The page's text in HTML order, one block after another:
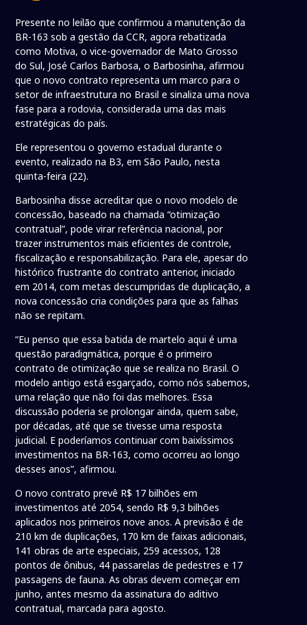
Presente no leilão que confirmou a manutenção da
BR-163 sob a gestão da CCR, agora rebatizada
como Motiva, o vice-governador de Mato Grosso
do Sul, José Carlos Barbosa, o Barbosinha, afirmou
que o novo contrato representa um marco para o
setor de infraestrutura no Brasil e sinaliza uma nova
fase para a rodovia, considerada uma das mais
estratégicas do país.
Ele representou o governo estadual durante o
evento, realizado na B3, em São Paulo, nesta
quinta-feira (22).
Barbosinha disse acreditar que o novo modelo de
concessão, baseado na chamada “otimização
contratual”, pode virar referência nacional, por
trazer instrumentos mais eficientes de controle,
fiscalização e responsabilização. Para ele, apesar do
histórico frustrante do contrato anterior, iniciado
em 2014, com metas descumpridas de duplicação, a
nova concessão cria condições para que as falhas
não se repitam.
“Eu penso que essa batida de martelo aqui é uma
questão paradigmática, porque é o primeiro
contrato de otimização que se realiza no Brasil. O
modelo antigo está esgarçado, como nós sabemos,
uma relação que não foi das melhores. Essa
discussão poderia se prolongar ainda, quem sabe,
por décadas, até que se tivesse uma resposta
judicial. E poderíamos continuar com baixíssimos
investimentos na BR-163, como ocorreu ao longo
desses anos”, afirmou.
O novo contrato prevê R$ 17 bilhões em
investimentos até 2054, sendo R$ 9,3 bilhões
aplicados nos primeiros nove anos. A previsão é de
210 km de duplicações, 170 km de faixas adicionais,
141 obras de arte especiais, 259 acessos, 128
pontos de ônibus, 44 passarelas de pedestres e 17
passagens de fauna. As obras devem começar em
junho, antes mesmo da assinatura do aditivo
contratual, marcada para agosto.